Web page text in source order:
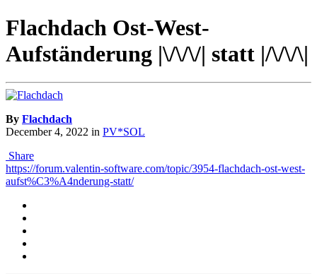
Flachdach Ost-West-
Aufständerung |\/\/\/| statt |/\/\/\|
By Flachdach
December 4, 2022 in PV*SOL
Share
https://forum.valentin-software.com/topic/3954-flachdach-ost-west-
aufst%C3%A4nderung-statt/